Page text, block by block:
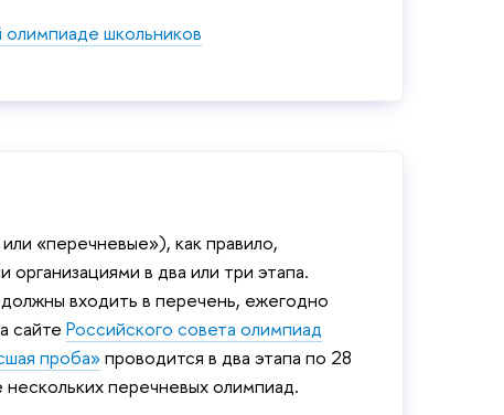
школьников
«перечневые»), как правило,
в два или три этапа.
входить в перечень, ежегодно
сайте Российского совета олимпиад
проба»проводится в два этапа по 28
перечневых олимпиад.